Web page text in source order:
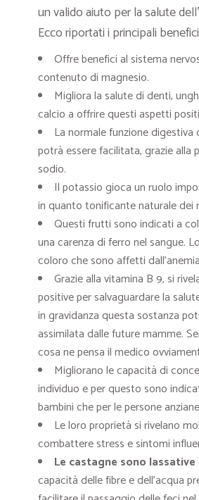
un valido aiuto per la salute
Ecco riportati i principali
Offre benefici al sistema
contenuto di magnesio.
Migliora la salute di denti,
calcio a offrire questi aspetti
La normale funzione digestiva
potrà essere facilitata, grazie alla
sodio.
Il potassio gioca un ruolo
in quanto tonificante naturale dei
Questi frutti sono indicati a
una carenza di ferro nel sangue.
coloro che sono affetti
Grazie alla vitamina B 9, si
positive per salvaguardare la
in gravidanza questa sostanza
assimilata dalle future mamme.
cosa ne pensa il medico
Migliorano le capacità di
individuo e per questo sono
bambini che per le persone
Le loro proprietà si rivelano
combattere stress e sintomi
Le castagne sono lassative
capacità delle fibre e dell’acqua